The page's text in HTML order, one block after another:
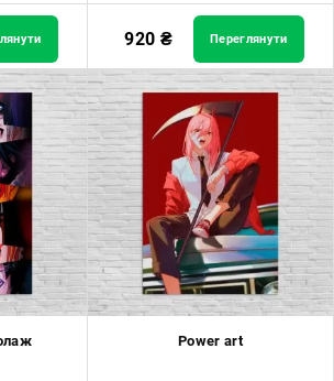
920 грн
грн
2050 грн
Розмір: 60x40 Ціна: 920 грн
Розмір: 90x60 Ціна: 1650 грн
Розмір: 120x80 Ціна: 2050 грн
920 ₴ Переглянути
Power art